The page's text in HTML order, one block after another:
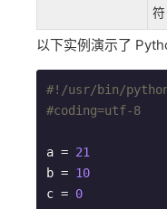
符
以下实例演示了
#!/usr/bin/
#coding=utf-8
a = 21
b = 10
c = 0